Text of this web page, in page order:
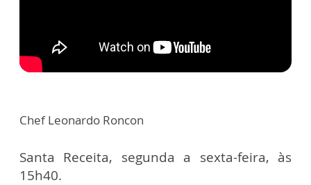
Chef Leonardo Roncon
Santa Receita, segunda a sexta-feira, às
15h40.